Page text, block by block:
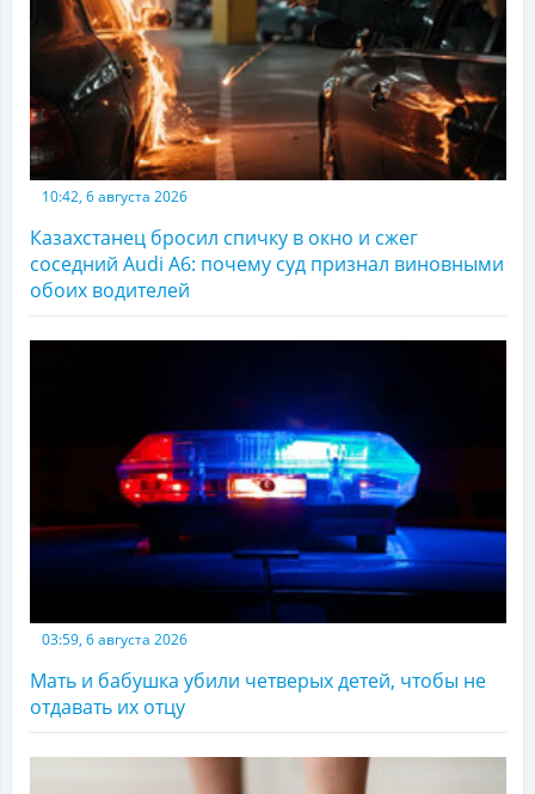
10:42, 6 августа 2026
Казахстанец бросил спичку в окно и сжег
соседний Audi A6: почему суд признал виновными
обоих водителей
03:59, 6 августа 2026
Мать и бабушка убили четверых детей, чтобы не
отдавать их отцу